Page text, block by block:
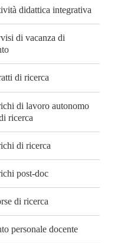
didattica integrativa
di vacanza di
di ricerca
di lavoro autonomo
ricerca
di ricerca
post-doc
di ricerca
personale docente